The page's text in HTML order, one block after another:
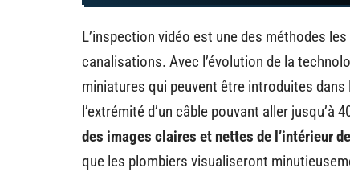
L’inspection vidéo est une des méthodes
canalisations. Avec l’évolution de la
miniatures qui peuvent être introduites
l’extrémité d’un câble pouvant aller jusqu’à
des images claires et nettes de l’intérieur
que les plombiers visualiseront